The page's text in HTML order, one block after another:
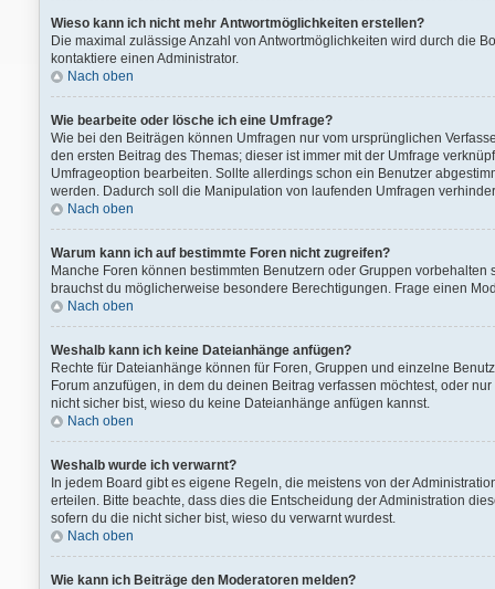
Wieso kann ich nicht mehr Antwortmöglichkeiten erstellen?
Die maximal zulässige Anzahl von Antwortmöglichkeiten wird durch die
kontaktiere einen Administrator.
Nach oben
Wie bearbeite oder lösche ich eine Umfrage?
Wie bei den Beiträgen können Umfragen nur vom ursprünglichen
den ersten Beitrag des Themas; dieser ist immer mit der Umfrage
Umfrageoption bearbeiten. Sollte allerdings schon ein Benutzer
werden. Dadurch soll die Manipulation von laufenden Umfragen
Nach oben
Warum kann ich auf bestimmte Foren nicht zugreifen?
Manche Foren können bestimmten Benutzern oder Gruppen
brauchst du möglicherweise besondere Berechtigungen. Frage einen
Nach oben
Weshalb kann ich keine Dateianhänge anfügen?
Rechte für Dateianhänge können für Foren, Gruppen und einzelne
Forum anzufügen, in dem du deinen Beitrag verfassen möchtest, oder
nicht sicher bist, wieso du keine Dateianhänge anfügen kannst.
Nach oben
Weshalb wurde ich verwarnt?
In jedem Board gibt es eigene Regeln, die meistens von der
erteilen. Bitte beachte, dass dies die Entscheidung der Administration
sofern du die nicht sicher bist, wieso du verwarnt wurdest.
Nach oben
Wie kann ich Beiträge den Moderatoren melden?